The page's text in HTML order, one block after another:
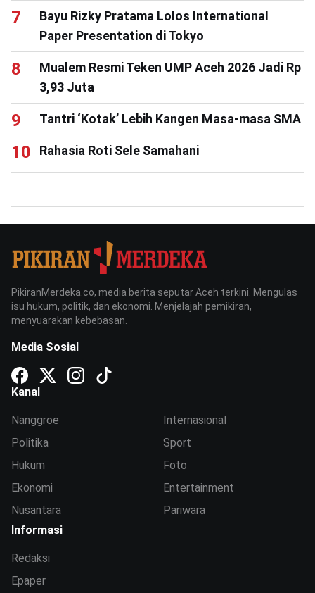
Bayu Rizky Pratama Lolos International
Paper Presentation di Tokyo
Mualem Resmi Teken UMP Aceh 2026 Jadi Rp
3,93 Juta
Tantri ‘Kotak’ Lebih Kangen Masa-masa SMA
Rahasia Roti Sele Samahani
PikiranMerdeka.co, media berita seputar Aceh terkini. Mengulas
isu hukum, politik, dan ekonomi. Menjelajah pemikiran,
menyuarakan kebebasan.
Media Sosial
Kanal
Nanggroe
Politika
Hukum
Ekonomi
Nusantara
Internasional
Sport
Foto
Entertainment
Pariwara
Informasi
Redaksi
Epaper